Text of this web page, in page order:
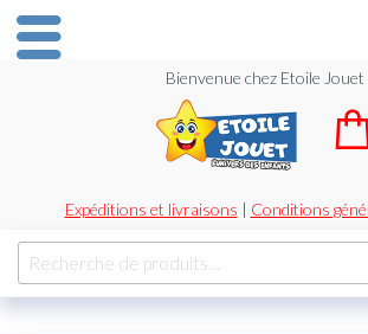
Bienvenue chez Etoile Jouet
Expéditions et livraisons | Conditions